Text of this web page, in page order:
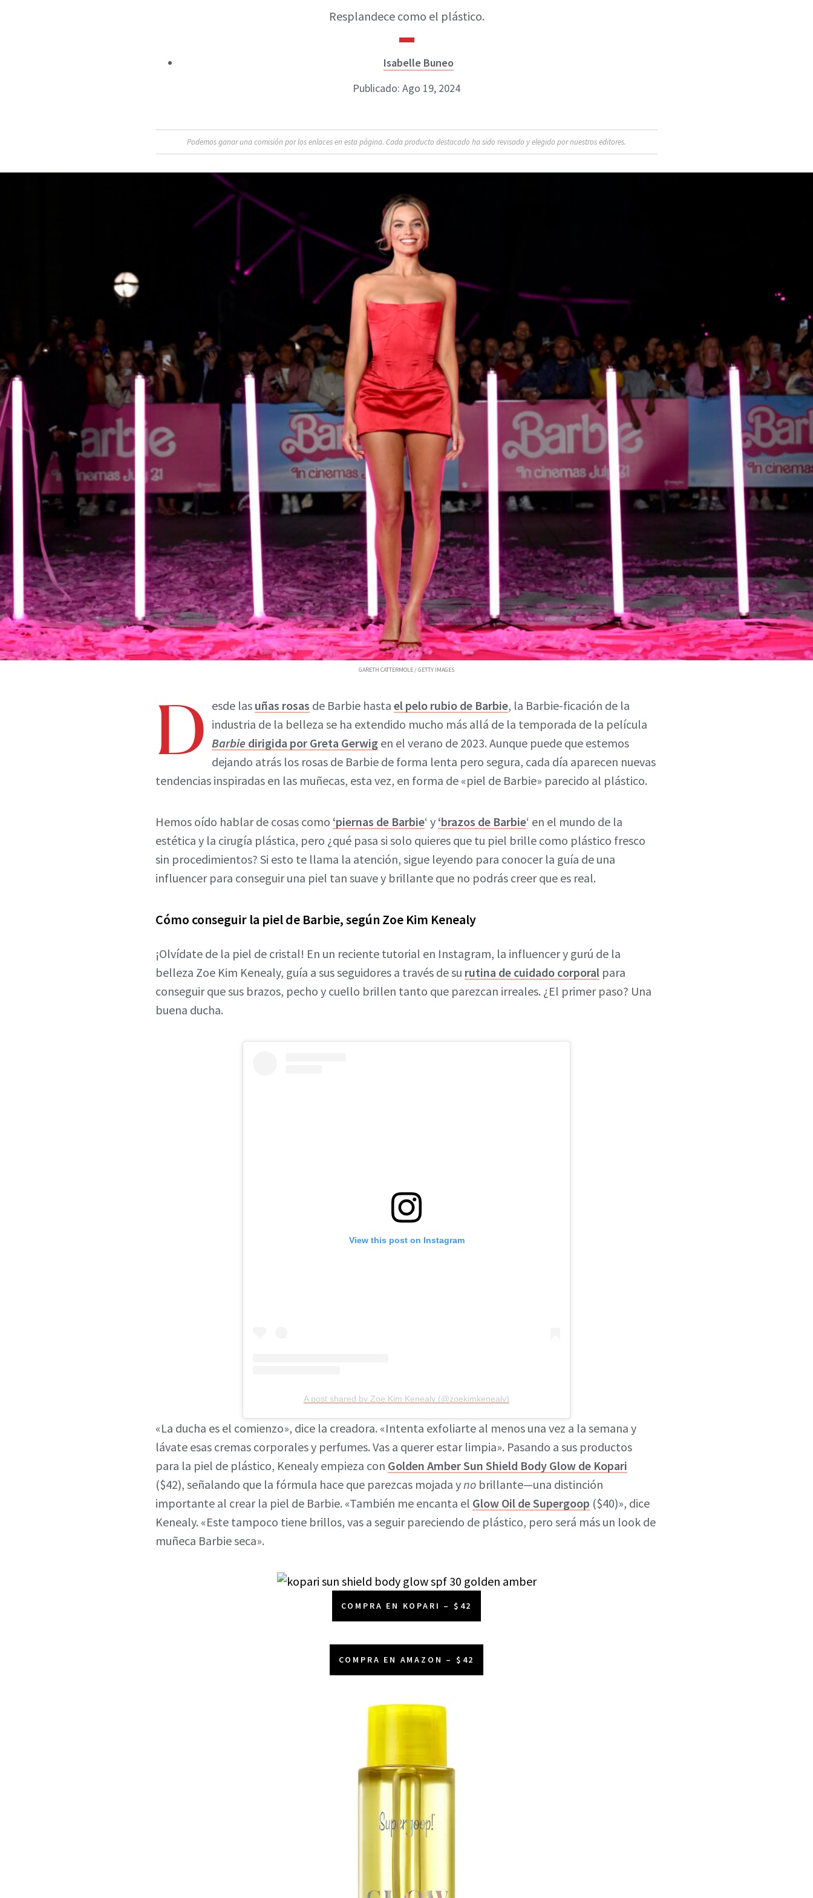
Resplandece como el plástico.
Isabelle Buneo
Publicado: Ago 19, 2024
Podemos ganar una comisión por los enlaces en esta página. Cada producto destacado ha sido revisado y elegido por nuestros editores.
GARETH CATTERMOLE / GETTY IMAGES
D esde las uñas rosas de Barbie hasta el pelo rubio de Barbie, la Barbie-ficación de la
industria de la belleza se ha extendido mucho más allá de la temporada de la película
Barbie dirigida por Greta Gerwig en el verano de 2023. Aunque puede que estemos
dejando atrás los rosas de Barbie de forma lenta pero segura, cada día aparecen nuevas
tendencias inspiradas en las muñecas, esta vez, en forma de «piel de Barbie» parecido al plástico.
Hemos oído hablar de cosas como ‘piernas de Barbie‘ y ‘brazos de Barbie‘ en el mundo de la
estética y la cirugía plástica, pero ¿qué pasa si solo quieres que tu piel brille como plástico fresco
sin procedimientos? Si esto te llama la atención, sigue leyendo para conocer la guía de una
influencer para conseguir una piel tan suave y brillante que no podrás creer que es real.
Cómo conseguir la piel de Barbie, según Zoe Kim Kenealy
¡Olvídate de la piel de cristal! En un reciente tutorial en Instagram, la influencer y gurú de la
belleza Zoe Kim Kenealy, guía a sus seguidores a través de su rutina de cuidado corporal para
conseguir que sus brazos, pecho y cuello brillen tanto que parezcan irreales. ¿El primer paso? Una
buena ducha.
View this post on Instagram
A post shared by Zoe Kim Kenealy (@zoekimkenealy)
«La ducha es el comienzo», dice la creadora. «Intenta exfoliarte al menos una vez a la semana y
lávate esas cremas corporales y perfumes. Vas a querer estar limpia». Pasando a sus productos
para la piel de plástico, Kenealy empieza con Golden Amber Sun Shield Body Glow de Kopari
($42), señalando que la fórmula hace que parezcas mojada y no brillante—una distinción
importante al crear la piel de Barbie. «También me encanta el Glow Oil de Supergoop ($40)», dice
Kenealy. «Este tampoco tiene brillos, vas a seguir pareciendo de plástico, pero será más un look de
muñeca Barbie seca».
COMPRA EN KOPARI – $42
COMPRA EN AMAZON – $42